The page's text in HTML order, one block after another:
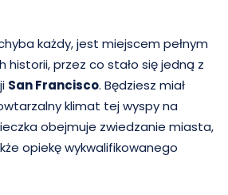
chyba każdy, jest miejscem pełnym
historii, przez co stało się jedną z
San Francisco. Będziesz miał
klimat tej wyspy na
obejmuje zwiedzanie miasta,
opiekę wykwalifikowanego